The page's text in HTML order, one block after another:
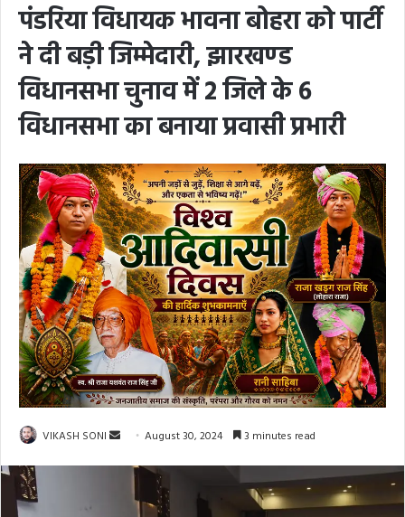
पंडरिया विधायक भावना बोहरा को पार्टी
ने दी बड़ी जिम्मेदारी, झारखण्ड
विधानसभा चुनाव में 2 जिले के 6
विधानसभा का बनाया प्रवासी प्रभारी
VIKASH SONI
Send
email
August 30, 2024 3 minutes read